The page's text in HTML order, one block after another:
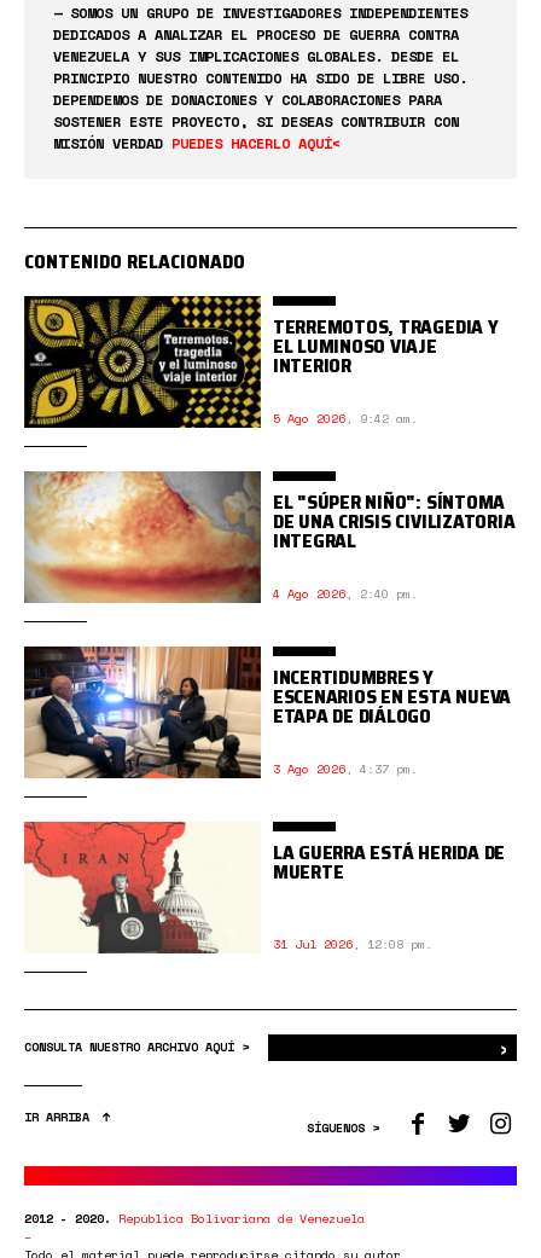
— SOMOS UN GRUPO DE INVESTIGADORES INDEPENDIENTES
DEDICADOS A ANALIZAR EL PROCESO DE GUERRA CONTRA
VENEZUELA Y SUS IMPLICACIONES GLOBALES. DESDE EL
PRINCIPIO NUESTRO CONTENIDO HA SIDO DE LIBRE USO.
DEPENDEMOS DE DONACIONES Y COLABORACIONES PARA
SOSTENER ESTE PROYECTO, SI DESEAS CONTRIBUIR CON
MISIÓN VERDAD PUEDES HACERLO AQUÍ<
CONTENIDO RELACIONADO
TERREMOTOS, TRAGEDIA Y
EL LUMINOSO VIAJE
INTERIOR
5 Ago 2026, 9:42 am.
EL "SÚPER NIÑO": SÍNTOMA
DE UNA CRISIS CIVILIZATORIA
INTEGRAL
4 Ago 2026, 2:40 pm.
INCERTIDUMBRES Y
ESCENARIOS EN ESTA NUEVA
ETAPA DE DIÁLOGO
3 Ago 2026, 4:37 pm.
LA GUERRA ESTÁ HERIDA DE
MUERTE
31 Jul 2026, 12:08 pm.
CONSULTA NUESTRO ARCHIVO AQUÍ > ›
IR ARRIBA
SÍGUENOS >
2012 - 2020. República Bolivariana de Venezuela